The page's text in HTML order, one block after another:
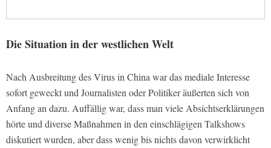
Die Situation in der westlichen Welt
Nach Ausbreitung des Virus in China war das mediale Interesse
sofort geweckt und Journalisten oder Politiker äußerten sich von
Anfang an dazu. Auffällig war, dass man viele Absichtserklärungen
hörte und diverse Maßnahmen in den einschlägigen Talkshows
diskutiert wurden, aber dass wenig bis nichts davon verwirklicht